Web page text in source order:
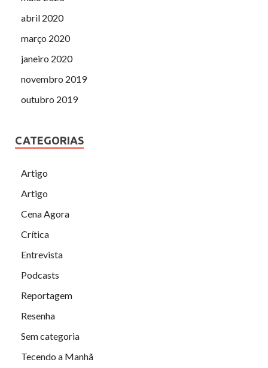
abril 2020
março 2020
janeiro 2020
novembro 2019
outubro 2019
CATEGORIAS
Artigo
Artigo
Cena Agora
Crítica
Entrevista
Podcasts
Reportagem
Resenha
Sem categoria
Tecendo a Manhã